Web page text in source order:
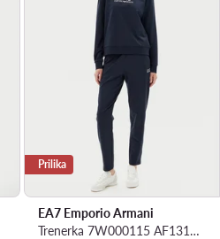
Prilika
EA7 Emporio Armani
Trenerka 7W000115 AF13135 UB102 Tamnoplava Regular Fit